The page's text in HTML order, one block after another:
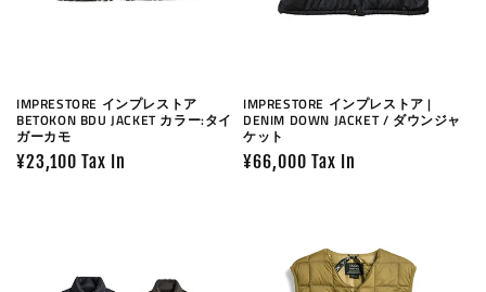
IMPRESTORE インプレストア
BETOKON BDU JACKET カラー:タイ
ガーカモ
Prix
¥23,100 Tax In
IMPRESTORE インプレストア |
DENIM DOWN JACKET / ダウンジャ
ケット
Prix
¥66,000 Tax In